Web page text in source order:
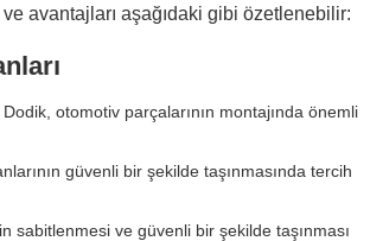
ve avantajları aşağıdaki gibi özetlenebilir:
Dodik, otomotiv parçalarının montajında önemli
güvenli bir şekilde taşınmasında tercih
sabitlenmesi ve güvenli bir şekilde taşınması